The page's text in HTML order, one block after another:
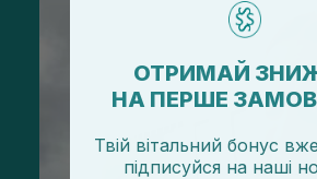
ОТРИМАЙ
НА ПЕРШЕ
Твій вітальний бонус
підписуйся на наші